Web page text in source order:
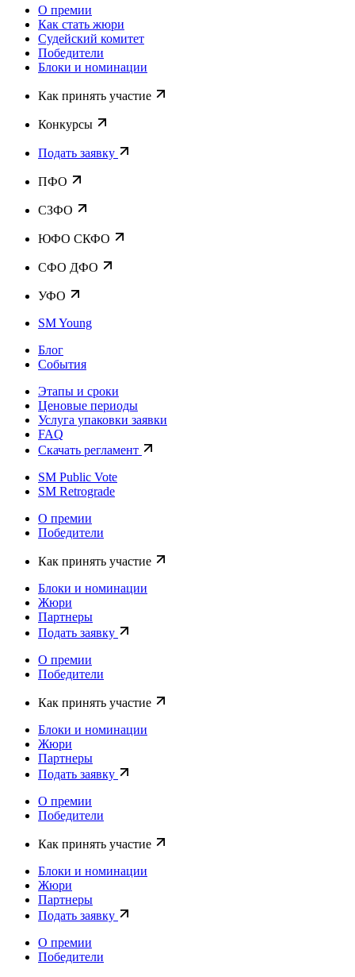
О премии
Как стать жюри
Судейский комитет
Победители
Блоки и номинации
Как принять участие
Конкурсы
Подать заявку
ПФО
СЗФО
ЮФО СКФО
CФО ДФО
УФО
SM Young
Блог
События
Этапы и сроки
Ценовые периоды
Услуга упаковки заявки
FAQ
Скачать регламент
SM Public Vote
SM Retrograde
О премии
Победители
Как принять участие
Блоки и номинации
Жюри
Партнеры
Подать заявку
О премии
Победители
Как принять участие
Блоки и номинации
Жюри
Партнеры
Подать заявку
О премии
Победители
Как принять участие
Блоки и номинации
Жюри
Партнеры
Подать заявку
О премии
Победители